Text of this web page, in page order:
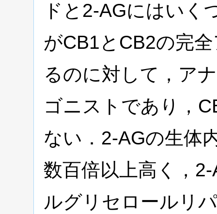
ドと2-AGにはいく
がCB1とCB2の完
るのに対して，ア
ゴニストであり，
ない．2-AGの生体
数百倍以上高く，
ルグリセロールリ